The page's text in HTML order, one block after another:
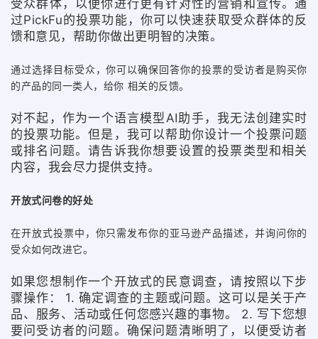
受众群体，以便你进行更有针对性的营销和宣传。通
过PickFu的投票功能，你可以快速获取受众群体的反
馈和意见，帮助你做出更明智的决策。
通过选择目标受众，你可以确保回答你的投票的受访者是购买你
的产品的同一类人，给你 相关的反馈。
对不起，作为一个语言模型AI助手，我无法创建实时
的投票功能。但是，我可以帮助你设计一个投票问题
或排名问题。请告诉我你想要设置的投票类型和相关
内容，我会尽力提供支持。
开放式问卷的好处
在开放式投票中，你只需发布你的亚马逊产品描述，并询问你的
受众如何改进它。
如果您想制作一个开放式的民意调查，请按照以下步
骤操作： 1. 确定调查的主题或问题。这可以是关于产
品、服务、活动或任何您感兴趣的事物。 2. 写下您想
要问受访者的问题。确保问题清晰明了，以便受访者